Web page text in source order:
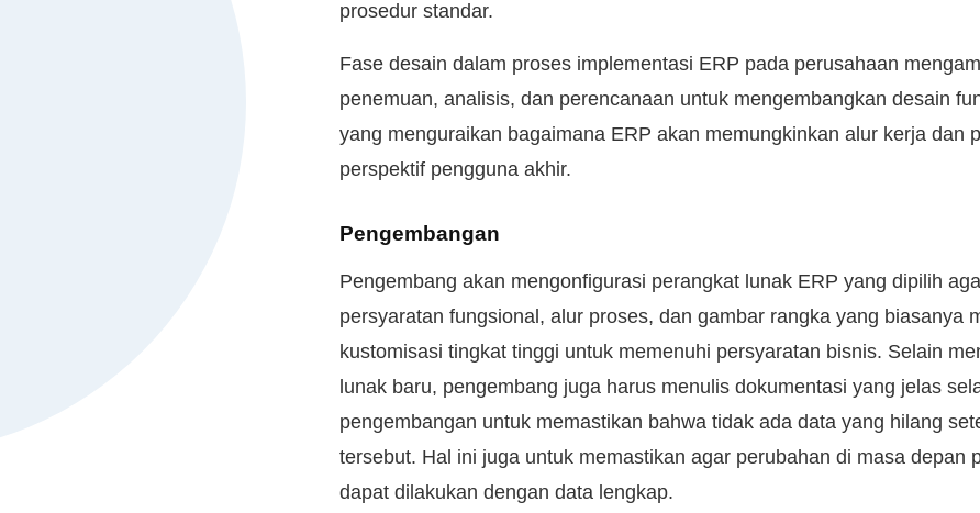
prosedur standar.
Fase desain dalam proses implementasi ERP pada perusahaan
penemuan, analisis, dan perencanaan untuk mengembangkan desain
yang menguraikan bagaimana ERP akan memungkinkan alur kerja dan
perspektif pengguna akhir.
Pengembangan
Pengembang akan mengonfigurasi perangkat lunak ERP yang dipilih
persyaratan fungsional, alur proses, dan gambar rangka yang biasanya
kustomisasi tingkat tinggi untuk memenuhi persyaratan bisnis. Selain
lunak baru, pengembang juga harus menulis dokumentasi yang jelas
pengembangan untuk memastikan bahwa tidak ada data yang hilang
tersebut. Hal ini juga untuk memastikan agar perubahan di masa depan
dapat dilakukan dengan data lengkap.